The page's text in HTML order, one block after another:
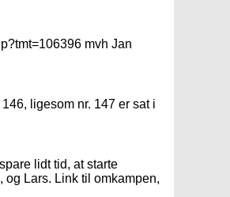
mvh Jan
ligesom nr. 147 er sat i
lidt tid, at starte
og Lars. Link til omkampen,